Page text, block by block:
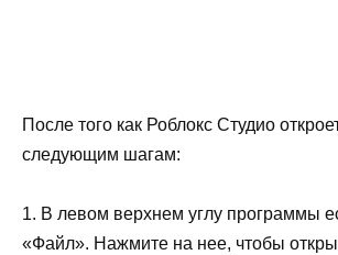
После того как Роблокс Студио
следующим шагам:
1. В левом верхнем углу программы
«Файл». Нажмите на нее, чтобы